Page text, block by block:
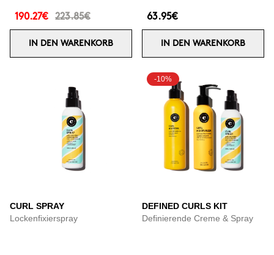
190.27€ 223.85€
IN DEN WARENKORB
63.95€
IN DEN WARENKORB
CURL SPRAY
Lockenfixierspray
-10%
DEFINED CURLS KIT
Definierende Creme & Spray